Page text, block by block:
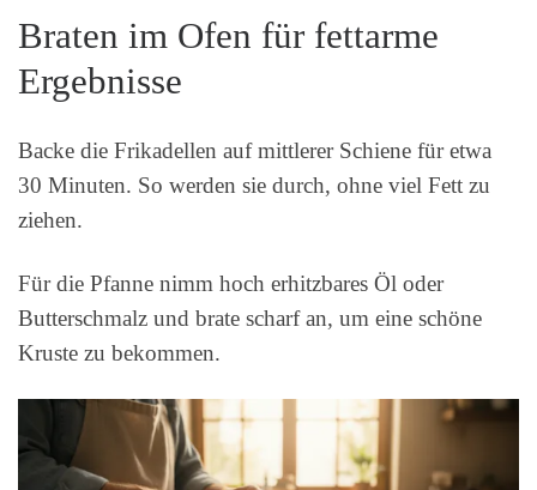
Braten im Ofen für fettarme
Ergebnisse
Backe die Frikadellen auf mittlerer Schiene für etwa
30 Minuten. So werden sie durch, ohne viel Fett zu
ziehen.
Für die Pfanne nimm hoch erhitzbares Öl oder
Butterschmalz und brate scharf an, um eine schöne
Kruste zu bekommen.